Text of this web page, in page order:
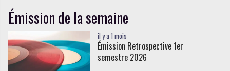
Émission de la semaine
il y a 1 mois
Émission Retrospective 1er
semestre 2026